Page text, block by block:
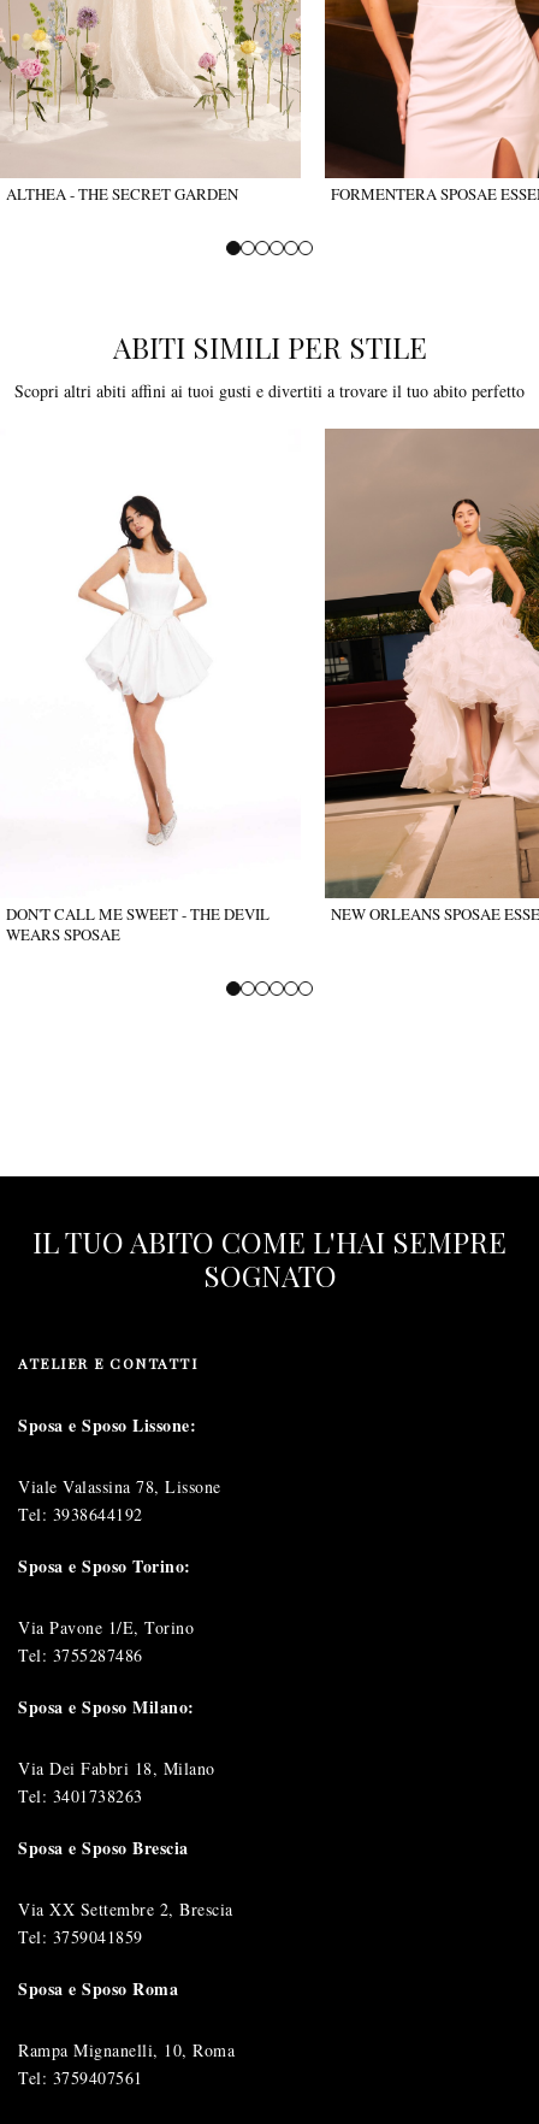
ALTHEA - THE SECRET GARDEN FORMENTERA SPOSAE
ABITI SIMILI PER STILE
Scopri altri abiti affini ai tuoi gusti e divertiti a trovare il tuo abito perfetto
DON'T CALL ME SWEET - THE DEVIL
WEARS SPOSAE
NEW ORLEANS SPOSAE
IL TUO ABITO COME L'HAI SEMPRE
SOGNATO
ATELIER E CONTATTI
Sposa e Sposo Lissone:
Viale Valassina 78, Lissone
Tel: 3938644192
Sposa e Sposo Torino:
Via Pavone 1/E, Torino
Tel: 3755287486
Sposa e Sposo Milano:
Via Dei Fabbri 18, Milano
Tel: 3401738263
Sposa e Sposo Brescia
Via XX Settembre 2, Brescia
Tel: 3759041859
Sposa e Sposo Roma
Rampa Mignanelli, 10, Roma
Tel: 3759407561